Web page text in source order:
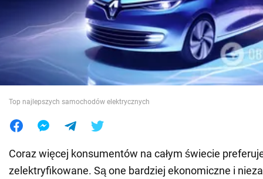
Wojna na Ukrainie
Świat
Jedzenie
Top najlepszych samochodów elektrycznych
Coraz więcej konsumentów na całym świecie
zelektryfikowane. Są one bardziej ekonomiczne i